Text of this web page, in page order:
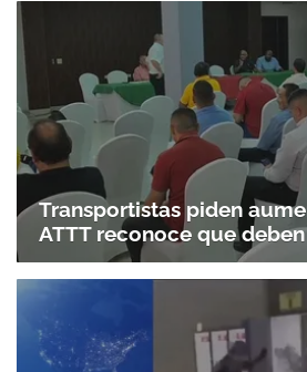
Transportistas piden
ATTT reconoce que